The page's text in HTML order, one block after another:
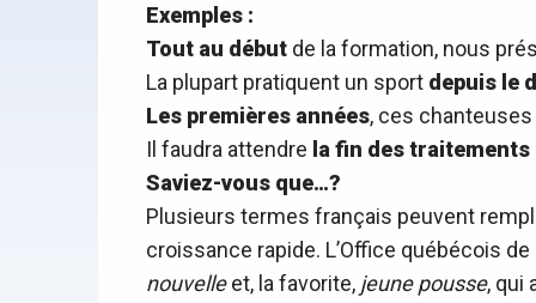
Exemples :
Tout au début de la formation, nous
La plupart pratiquent un sport depuis le
Les premières années, ces
Il faudra attendre la fin des traitements
Saviez-vous que…?
Plusieurs termes français peuvent
croissance rapide. L’Office québécois
nouvelleet, la favorite, jeune pousse, qui